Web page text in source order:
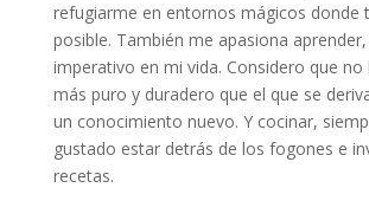
refugiarme en entornos mágicos donde
posible. También me apasiona
imperativo en mi vida. Considero que no
más puro y duradero que el que se
un conocimiento nuevo. Y cocinar,
gustado estar detrás de los fogones e
recetas.